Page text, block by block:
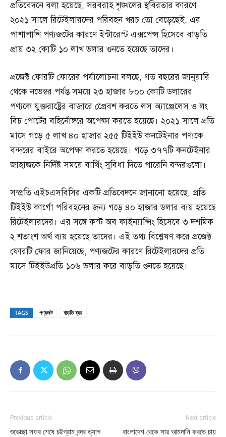
প্রতিবেদনে বলা হয়েছে, সরবরাহ শৃঙ্খলের স্থবিরতার কারণে
২০২১ সালে রিটেইলারদের পরিবহন খরচ তো বেড়েছেই, এর
পাশাপাশি পণ্যজটের কারণে ইন্টারেস্ট এক্সপেন্স হিসেবে বাড়তি
প্রায় ৩২ কোটি ১০ লাখ ডলার গুনতে হয়েছে তাদের।
প্রজেক্ট ফোরটি ফোরের পর্যালোচনা বলছে, গত বছরের জানুয়ারি
থেকে নভেম্বর পর্যন্ত সময়ে ২৩ হাজার ৮০০ কোটি ডলারের
পণ্যকে যুক্তরাষ্ট্রের বাজারে প্রেেবশ করতে লস অ্যাঞ্জেলেস ও লং
বিচ পোর্টের বহির্নোঙ্গরে অপেক্ষা করতে হয়েছে। ২০২১ সালে প্রতি
মাসে গড়ে ৫ লাখ ৪০ হাজার ২৫৫ টিইইউ কনটেইনার পণ্যকে
বন্দরের বাইরে অপেক্ষা করতে হয়েছে। গড়ে ৩৭৭টি কনটেইনার
জাহাজকে নির্দিষ্ট সময়ে বার্থিং সুবিধা দিতে পারেনি বন্দরগুলো।
সম্প্রতি এইচএসবিসির একটি প্রতিবেদনে জানানো হয়েছে, প্রতি
টিইইউ কার্গো পরিবহনের জন্য গড়ে ৪০ হাজার ডলার ব্যয় হয়েছে
রিটেইলারদের। এর সঙ্গে কস্ট অব ফাইন্যান্সিং হিসেবে ৩ দশমিক
২ শতাংশ অর্থ ব্যয় হয়েছে তাদের। এই তথ্য বিশ্লেষণ করে প্রজেক্ট
ফোরটি ফোর জানিয়েছে, পণ্যজটের কারণে রিটেইলারদের প্রতি
মাসে টিইইউপ্রতি ১০৬ ডলার করে বাড়তি গুনতে হয়েছে।
TAGS পণ্যজট বাড়তি ব্যয়
Previous article
শুভেচ্ছা সফর শেষে চট্টগ্রাম বন্দর ত্যাগ
Next article
বাংলাদেশ থেকে সার আমদানি করতে চায়